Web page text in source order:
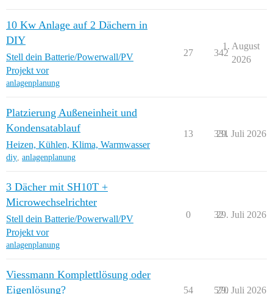
10 Kw Anlage auf 2 Dächern in
DIY
Stell dein Batterie/Powerwall/PV
Projekt vor
anlagenplanung
27 342
1. August
2026
Platzierung Außeneinheit und
Kondensatablauf
Heizen, Kühlen, Klima, Warmwasser
diy, anlagenplanung
13 331
29. Juli 2026
3 Dächer mit SH10T +
Microwechselrichter
Stell dein Batterie/Powerwall/PV
Projekt vor
anlagenplanung
0 32
29. Juli 2026
Viessmann Komplettlösung oder
Eigenlösung?
54 570
29. Juli 2026